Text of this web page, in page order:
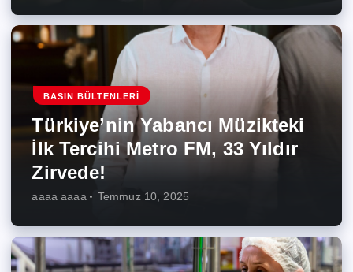
BASIN BÜLTENLERI
Türkiye’nin Yabancı Müzikteki
İlk Tercihi Metro FM, 33 Yıldır
Zirvede!
aaaa aaaa Temmuz 10, 2025